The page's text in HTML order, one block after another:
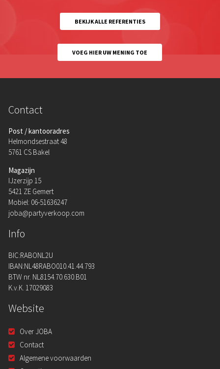
BEKIJK ALLE REFERENTIES
VOEG HIER UW MENING TOE
Contact
Post / kantooradres
Helmondsestraat 48
5761 CS Bakel
Magazijn
IJzerzijp 15
5421 ZE Gemert
Mobiel: 06-51636247
joba@partyverkoop.com
Info
BIC:RABONL2U
IBAN:NL48RABO010.41.44.793
BTW nr. NL8154.70.630.B01
K.v.K. 17029083
Website
Over JOBA
Contact
Algemene voorwaarden